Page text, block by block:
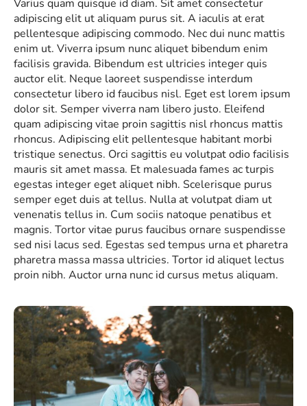
Varius quam quisque id diam. Sit amet consectetur
adipiscing elit ut aliquam purus sit. A iaculis at erat
pellentesque adipiscing commodo. Nec dui nunc mattis
enim ut. Viverra ipsum nunc aliquet bibendum enim
facilisis gravida. Bibendum est ultricies integer quis
auctor elit. Neque laoreet suspendisse interdum
consectetur libero id faucibus nisl. Eget est lorem ipsum
dolor sit. Semper viverra nam libero justo. Eleifend
quam adipiscing vitae proin sagittis nisl rhoncus mattis
rhoncus. Adipiscing elit pellentesque habitant morbi
tristique senectus. Orci sagittis eu volutpat odio facilisis
mauris sit amet massa. Et malesuada fames ac turpis
egestas integer eget aliquet nibh. Scelerisque purus
semper eget duis at tellus. Nulla at volutpat diam ut
venenatis tellus in. Cum sociis natoque penatibus et
magnis. Tortor vitae purus faucibus ornare suspendisse
sed nisi lacus sed. Egestas sed tempus urna et pharetra
pharetra massa massa ultricies. Tortor id aliquet lectus
proin nibh. Auctor urna nunc id cursus metus aliquam.